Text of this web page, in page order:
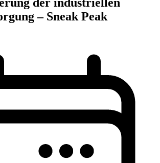
der industriellen
– Sneak Peak